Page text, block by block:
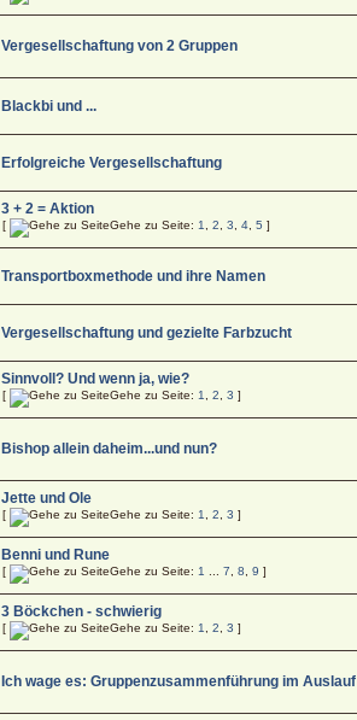
Vergesellschaftung von 2 Gruppen
Blackbi und ...
Erfolgreiche Vergesellschaftung
3 + 2 = Aktion
[ Gehe zu Seite: 1 ,2 ,3 ,4 ,5 ]
Transportboxmethode und ihre Namen
Vergesellschaftung und gezielte Farbzucht
Sinnvoll? Und wenn ja, wie?
[ Gehe zu Seite: 1 ,2 ,3 ]
Bishop allein daheim...und nun?
Jette und Ole
[ Gehe zu Seite: 1 ,2 ,3 ]
Benni und Rune
[ Gehe zu Seite: 1 ...7 ,8 ,9 ]
3 Böckchen - schwierig
[ Gehe zu Seite: 1 ,2 ,3 ]
Ich wage es: Gruppenzusammenführung im Auslauf